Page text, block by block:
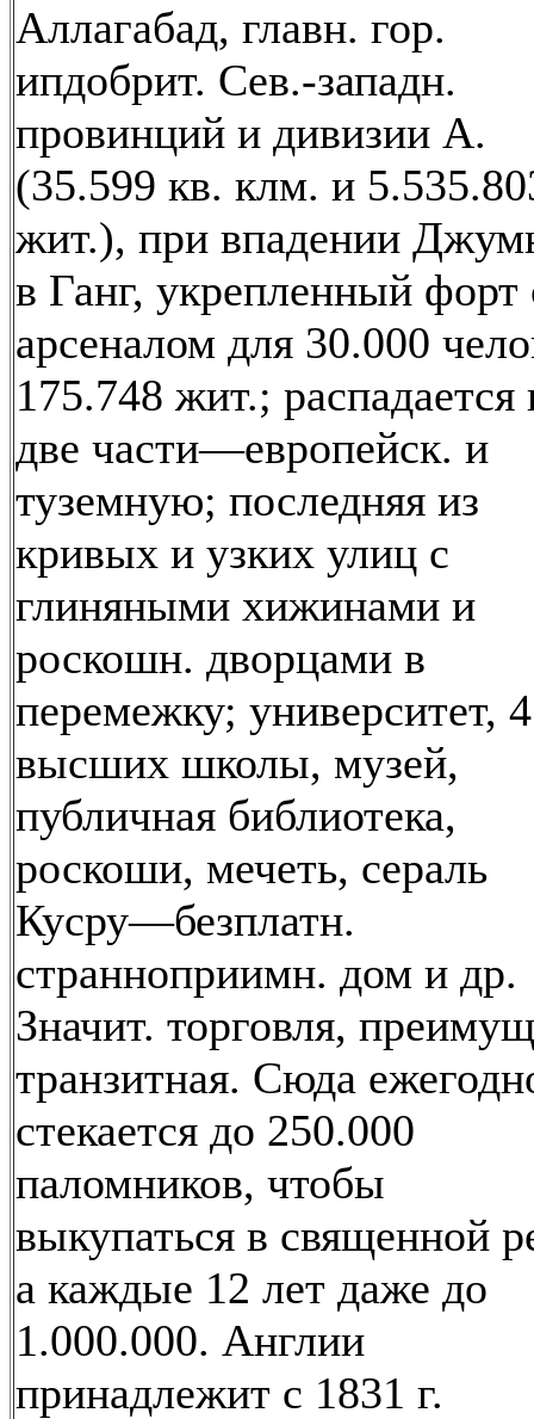
Аллагабад, главн. гор.
ипдобрит. Сев.-западн.
провинций и дивизии А.
(35.599 кв. клм. и
жит.), при впадении
в Ганг, укрепленный форт
арсеналом для 30.000
175.748 жит.; распадается
две части—европейск. и
туземную; последняя из
кривых и узких улиц с
глиняными хижинами и
роскошн. дворцами в
перемежку; университет, 4
высших школы, музей,
публичная библиотека,
роскоши, мечеть, сераль
Кусру—безплатн.
странноприимн. дом и др.
Значит. торговля,
транзитная. Сюда
стекается до 250.000
паломников, чтобы
выкупаться в священной
а каждые 12 лет даже до
1.000.000. Англии
принадлежит с 1831 г.